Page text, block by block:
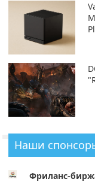
Наши
Фриланс-